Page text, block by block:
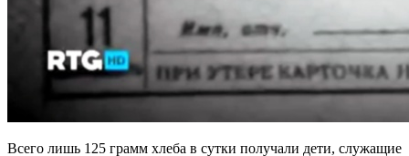
Всего лишь 125 грамм хлеба в сутки получали дети, служащие